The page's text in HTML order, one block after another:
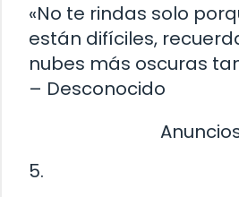
«No te rindas solo
están difíciles,
nubes más oscuras
– Desconocido
5.